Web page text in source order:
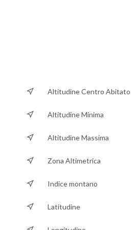
Altitudine Centro Abitato
Altitudine Minima
Altitudine Massima
Zona Altimetrica
Indice montano
Latitudine